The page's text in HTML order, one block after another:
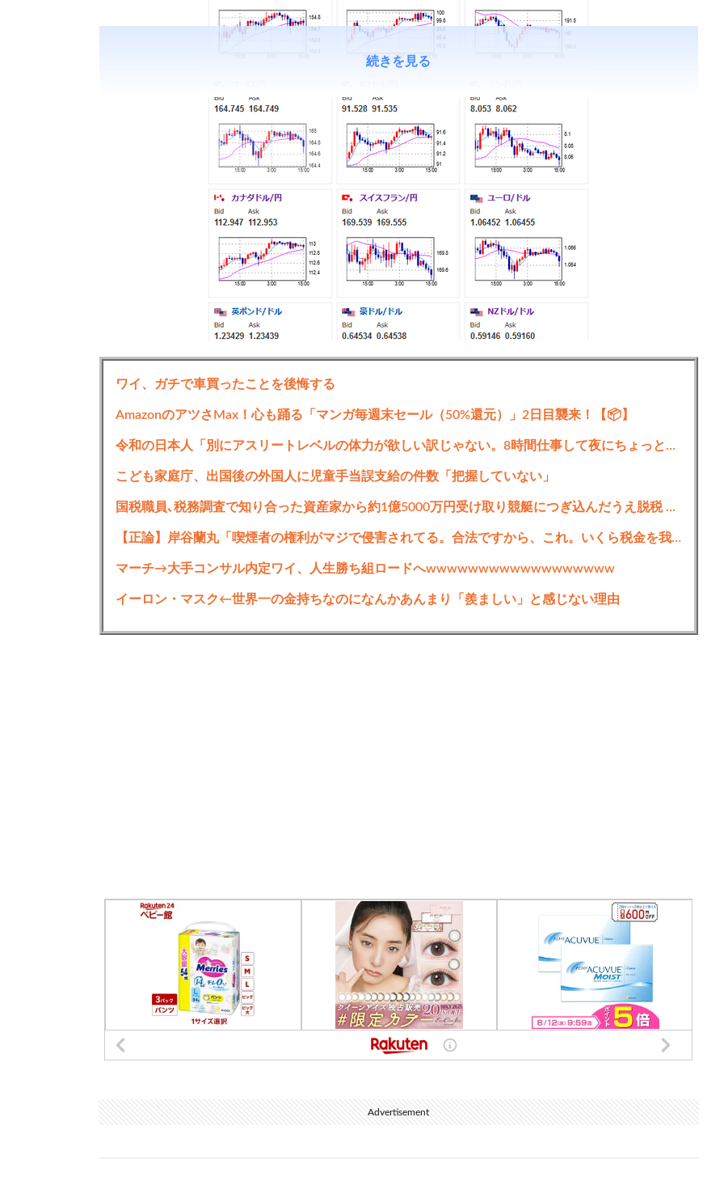
日本市場での要人発言
・先行き基調的物価が2%に向けて上昇していけば金融緩和の度合いを調整していく
続きを見る
ワイ、ガチで車買ったことを後悔する
AmazonのアツさMax！心も踊る「マンガ毎週末セール（50%還元）」2日目襲来！【📦】
令和の日本人「別にアスリートレベルの体力が欲しい訳じゃない。8時間仕事して夜にちょっとした自炊できて風呂入れたらいい」
こども家庭庁、出国後の外国人に児童手当誤支給の件数「把握していない」
国税職員､税務調査で知り合った資産家から約1億5000万円受け取り競艇につぎ込んだうえ脱税 不祥事続きの国税｢前例ない事態次々｣に危機感
【正論】岸谷蘭丸「喫煙者の権利がマジで侵害されてる。合法ですから、これ。いくら税金を我々が払ってるんだと」
マーチ→大手コンサル内定ワイ、人生勝ち組ロードへwwwwwwwwwwwwwwwwww
イーロン・マスク←世界一の金持ちなのになんかあんまり「羨ましい」と感じない理由
Advertisement